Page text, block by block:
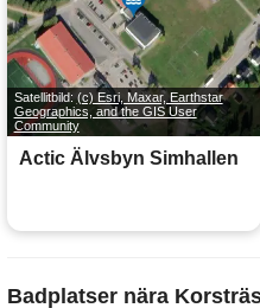
Satellitbild: (c) Esri, Maxar, Earthstar
Geographics, and the GIS User
Community
Actic Älvsbyn Simhallen
Badplatser nära